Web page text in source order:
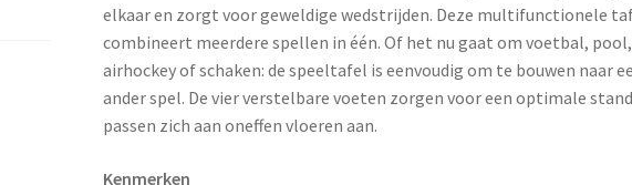
t
elkaar en zorgt voor geweldige wedstrijden. Deze multifunctionele
combineert meerdere spellen in één. Of het nu gaat om voetbal, pool,
airhockey of schaken: de speeltafel is eenvoudig om te bouwen naar
ander spel. De vier verstelbare voeten zorgen voor een optimale
passen zich aan oneffen vloeren aan.
Kenmerken